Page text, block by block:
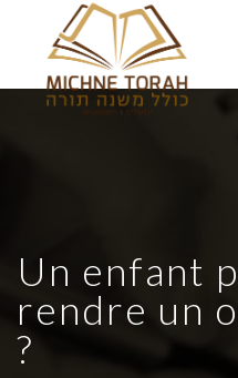
Un enfant
rendre un
?